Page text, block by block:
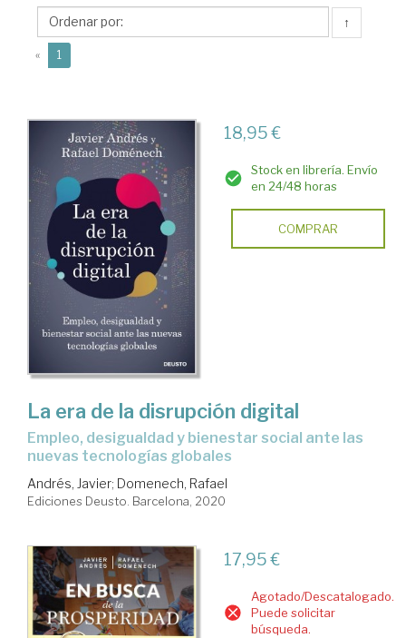
↑
« 1
18,95 €
Stock en librería. Envío
en 24/48 horas
COMPRAR
La era de la disrupción digital
Empleo, desigualdad y bienestar social ante las
nuevas tecnologías globales
Andrés, Javier; Domenech, Rafael
Ediciones Deusto. Barcelona, 2020
17,95 €
Agotado/Descatalogado.
Puede solicitar
búsqueda.